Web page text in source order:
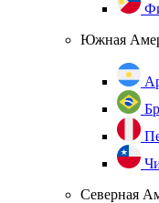
Южная
Северная